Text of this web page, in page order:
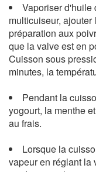
Vaporiser d'huile
multicuiseur,
préparation aux
que la valve est en
Cuisson sous
minutes, la
Pendant la
yogourt, la menthe
au frais.
Lorsque la
vapeur en réglant la